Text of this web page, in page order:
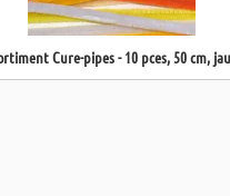
Cure-pipes - 10 pces, 50 cm,